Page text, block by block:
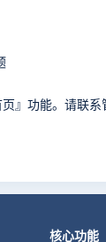
核心功能